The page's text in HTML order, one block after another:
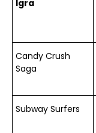
Igra
Candy Crush
Saga
Subway Surfers